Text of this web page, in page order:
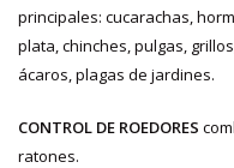
principales: cucarachas,
plata, chinches, pulgas,
ácaros, plagas de jardines.
CONTROL DE ROEDORES
ratones.